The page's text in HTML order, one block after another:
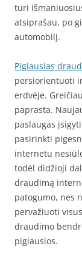
turi
atsiprašau, po
automobilį.
Pigiausias
persiorientuoti
erdvėje.
paprasta.
paslaugas
pasirinkti
internetu
todėl didžioji
draudimą
patogumo, nes
pervažiuoti
draudimo
pigiausios.